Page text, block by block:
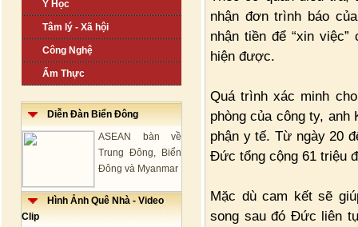
Y Học
Tâm lý - Xã hội
Công Nghệ
Ẩm Thực
Diễn Đàn Biển Đông
ASEAN bàn về
Trung Đông, Biển
Đông và Myanmar
Hình Ảnh Quê Nhà - Video
Clip
nhận đơn trình báo
nhận tiền để “xin
hiện được.
Quá trình xác minh
phòng của công ty,
phận y tế. Từ ngày 20
Đức tổng cộng 61 triệu
Mặc dù cam kết sẽ
song sau đó Đức liên